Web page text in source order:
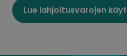
Lue lahjoitusvarojen